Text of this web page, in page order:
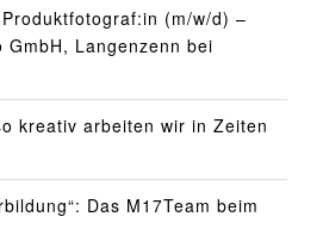
(m/w/d) –
GmbH, Langenzenn bei
kreativ arbeiten wir in Zeiten
Das M17Team beim